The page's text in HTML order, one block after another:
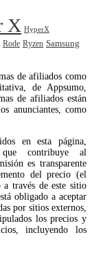
X HyperX
Rode Ryzen Samsung
de afiliados como
de Appsumo,
de afiliados están
anunciantes, como
en esta página,
contribuye al
es transparente
del precio (el
través de este sitio
obligado a aceptar
por sitios externos,
los precios y
incluyendo los